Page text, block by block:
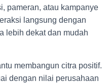
pameran, atau kampanye
langsung dengan
lebih dekat dan mudah
membangun citra positif.
dengan nilai perusahaan